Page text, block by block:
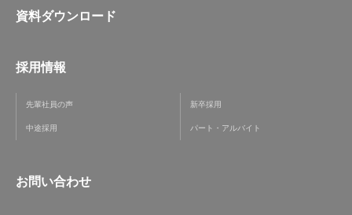
資料ダウンロード
採用情報
先輩社員の声 新卒採用
中途採用 パート・アルバイト
お問い合わせ